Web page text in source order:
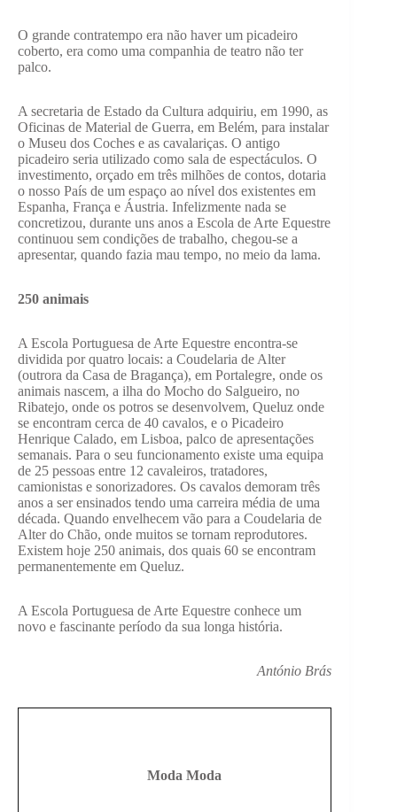
O grande contratempo era não haver um picadeiro
coberto, era como uma companhia de teatro não ter
palco.
A secretaria de Estado da Cultura adquiriu, em 1990, as
Oficinas de Material de Guerra, em Belém, para instalar
o Museu dos Coches e as cavalariças. O antigo
picadeiro seria utilizado como sala de espectáculos. O
investimento, orçado em três milhões de contos, dotaria
o nosso País de um espaço ao nível dos existentes em
Espanha, França e Áustria. Infelizmente nada se
concretizou, durante uns anos a Escola de Arte Equestre
continuou sem condições de trabalho, chegou-se a
apresentar, quando fazia mau tempo, no meio da lama.
250 animais
A Escola Portuguesa de Arte Equestre encontra-se
dividida por quatro locais: a Coudelaria de Alter
(outrora da Casa de Bragança), em Portalegre, onde os
animais nascem, a ilha do Mocho do Salgueiro, no
Ribatejo, onde os potros se desenvolvem, Queluz onde
se encontram cerca de 40 cavalos, e o Picadeiro
Henrique Calado, em Lisboa, palco de apresentações
semanais. Para o seu funcionamento existe uma equipa
de 25 pessoas entre 12 cavaleiros, tratadores,
camionistas e sonorizadores. Os cavalos demoram três
anos a ser ensinados tendo uma carreira média de uma
década. Quando envelhecem vão para a Coudelaria de
Alter do Chão, onde muitos se tornam reprodutores.
Existem hoje 250 animais, dos quais 60 se encontram
permanentemente em Queluz.
A Escola Portuguesa de Arte Equestre conhece um
novo e fascinante período da sua longa história.
António Brás
Moda Moda